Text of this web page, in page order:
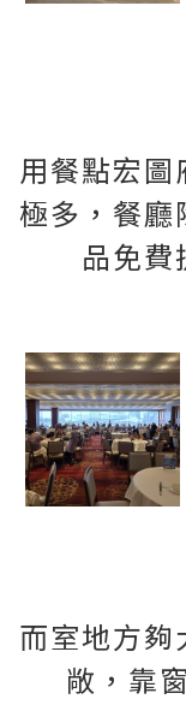
用餐點宏
極多，餐廳
品免費
而室地方夠
敞，靠